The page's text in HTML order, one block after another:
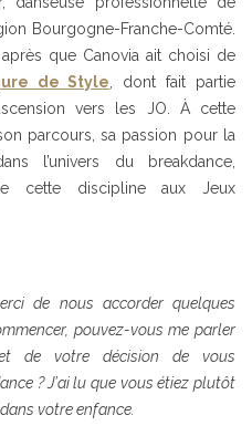
Bourgogne-Franche-Comté.
que Canovia ait choisi de
de Style , dont fait partie
vers les JO. À cette
parcours, sa passion pour la
l’univers du breakdance,
cette discipline aux Jeux
de nous accorder quelques
pouvez-vous me parler
de votre décision de vous
? J’ai lu que vous étiez plutôt
votre enfance.